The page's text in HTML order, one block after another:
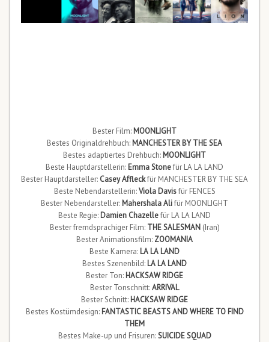
Bester Film: MOONLIGHT
Bestes Originaldrehbuch: MANCHESTER BY THE SEA
Bestes adaptiertes Drehbuch: MOONLIGHT
Beste Hauptdarstellerin: Emma Stonefür LA LA LAND
Bester Hauptdarsteller: Casey Affleckfür MANCHESTER BY THE SEA
Beste Nebendarstellerin:Viola Davisfür FENCES
Bester Nebendarsteller: Mahershala Alifür MOONLIGHT
Beste Regie: Damien Chazellefür LA LA LAND
Bester fremdsprachiger Film: THE SALESMAN(Iran)
Bester Animationsfilm: ZOOMANIA
Beste Kamera: LA LA LAND
Bestes Szenenbild: LA LA LAND
Bester Ton: HACKSAW RIDGE
Bester Tonschnitt:ARRIVAL
Bester Schnitt: HACKSAW RIDGE
Bestes Kostümdesign: FANTASTIC BEASTS AND WHERE TO FIND
THEM
Bestes Make-up und Frisuren:SUICIDE SQUAD